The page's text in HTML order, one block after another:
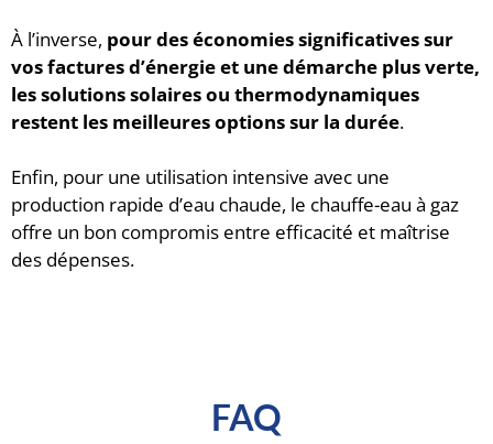
À l’inverse, pour des économies significatives sur
vos factures d’énergie et une démarche plus verte,
les solutions solaires ou thermodynamiques
restent les meilleures options sur la durée.
Enfin, pour une utilisation intensive avec une
production rapide d’eau chaude, le chauffe-eau à gaz
offre un bon compromis entre efficacité et maîtrise
des dépenses.
FAQ